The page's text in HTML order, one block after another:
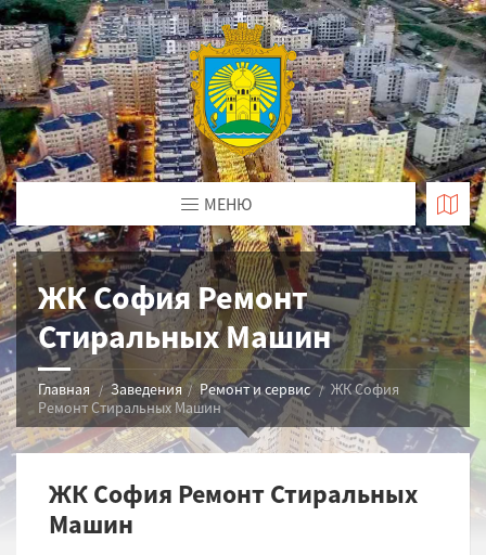
МЕНЮ
ЖК София Ремонт
Стиральных Машин
Главная Заведения Ремонт и сервис
ЖК София
Ремонт Стиральных Машин
ЖК София Ремонт Стиральных
Машин